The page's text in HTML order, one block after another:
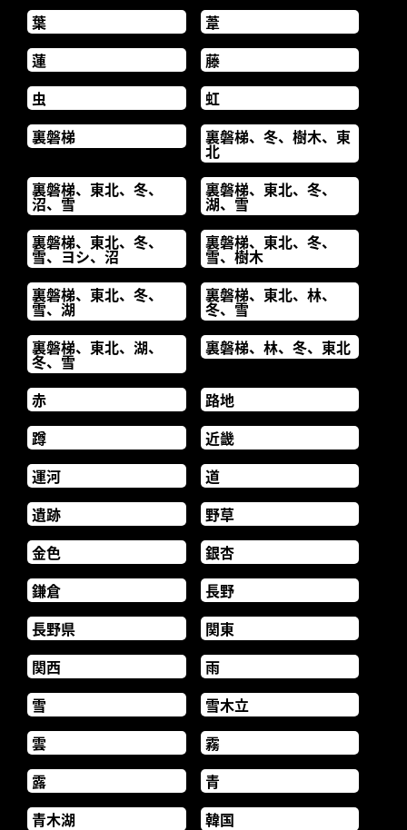
葉
葦
蓮
藤
虫
虹
裏磐梯
裏磐梯、冬、樹木、東
北
裏磐梯、東北、冬、
沼、雪
裏磐梯、東北、冬、
湖、雪
裏磐梯、東北、冬、
雪、ヨシ、沼
裏磐梯、東北、冬、
雪、樹木
裏磐梯、東北、冬、
雪、湖
裏磐梯、東北、林、
冬、雪
裏磐梯、東北、湖、
冬、雪
裏磐梯、林、冬、東北
赤
路地
蹲
近畿
運河
道
遺跡
野草
金色
銀杏
鎌倉
長野
長野県
関東
関西
雨
雪
雪木立
雲
霧
露
青
青木湖
韓国